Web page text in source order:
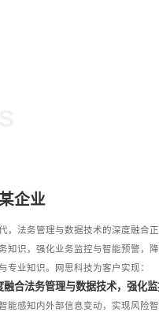
企业
，法务管理与数据技术的深度融合
知识，强化业务监控与智能预警，
专业知识。网思科技为客户实现：
融合法务管理与数据技术，强化监
能感知内外部信息变动，实现风险